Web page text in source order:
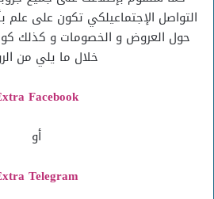
التواصل الإجتماعيلكي تكون على علم
حول العروض و الخصومات و كذلك
خلال ما يلي من
Facebook
أو
Telegram